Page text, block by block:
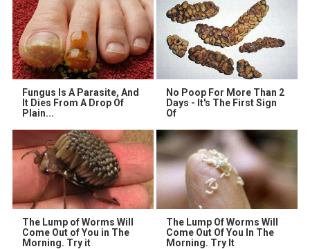
Fungus Is A Parasite, And
It Dies From A Drop Of
Plain...
No Poop For More Than 2
Days - It's The First Sign
Of
The Lump of Worms Will
Come Out of You in The
Morning. Try it
The Lump Of Worms Will
Come Out Of You In The
Morning. Try It